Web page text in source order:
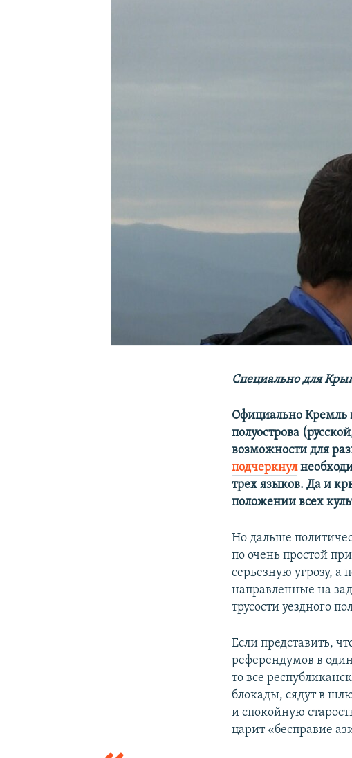
Специально для
Официально Кремль
полуострова
возможности для
подчеркнул
трех языков. Да и
положении всех
Но дальше
по очень простой
серьезную угрозу,
направленные на
трусости уездного
Если представить,
референдумов в
то все
блокады, сядут в
и спокойную
царит «бесправие